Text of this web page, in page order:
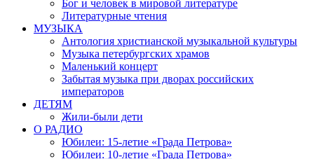
Бог и человек в мировой литературе
Литературные чтения
МУЗЫКА
Антология христианской музыкальной культуры
Музыка петербургских храмов
Маленький концерт
Забытая музыка при дворах российских
императоров
ДЕТЯМ
Жили-были дети
О РАДИО
Юбилеи: 15-летие «Града Петрова»
Юбилеи: 10-летие «Града Петрова»